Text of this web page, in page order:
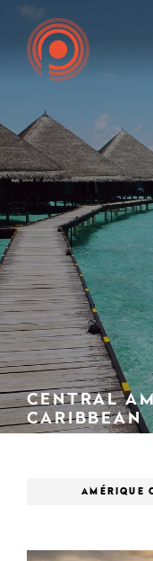
CENTRAL
CARIBBEAN
AMÉRIQUE